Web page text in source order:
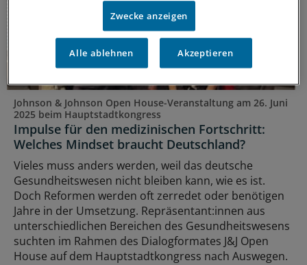
Johnson & Johnson Open House-Veranstaltung am 26. Juni
2025 beim Hauptstadtkongress
Impulse für den medizinischen Fortschritt:
Welches Mindset braucht Deutschland?
Vieles muss anders werden, weil das deutsche
Gesundheitswesen nicht bleiben kann, wie es ist.
Doch Reformen werden oft zerredet oder benötigen
Jahre in der Umsetzung. Repräsentant:innen aus
unterschiedlichen Bereichen des Gesundheitswesens
suchten im Rahmen des Dialogformates J&J Open
House auf dem Hauptstadtkongress nach Auswegen.
Zwecke anzeigen
Alle ablehnen Akzeptieren